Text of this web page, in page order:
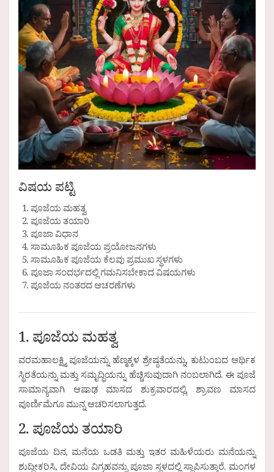
ವಿಷಯ ಪಟ್ಟಿ
ಪೂಜೆಯ ಮಹತ್ವ
ಪೂಜೆಯ ತಯಾರಿ
ಪೂಜಾ ವಿಧಾನ
ಸಾಮೂಹಿಕ ಪೂಜೆಯ ಪ್ರಯೋಜನಗಳು
ಸಾಮೂಹಿಕ ಪೂಜೆಯ ಕೆಲವು ಪ್ರಮುಖ ಸ್ಥಳಗಳು
ಪೂಜಾ ಸಂದರ್ಭದಲ್ಲಿ ಗಮನಿಸಬೇಕಾದ ವಿಷಯಗಳು
ಪೂಜೆಯ ನಂತರದ ಆಚರಣೆಗಳು
1. ಪೂಜೆಯ ಮಹತ್ವ
ವರಮಹಾಲಕ್ಷ್ಮಿ ಪೂಜೆಯನ್ನು ಹೆಣ್ಮಕ್ಕಳ ಶ್ರೇಷ್ಠತೆಯನ್ನು, ಕುಟುಂಬದ ಆರ್ಥಿಕ
ಸ್ಥಿರತೆಯನ್ನು ಮತ್ತು ಸಮೃದ್ಧಿಯನ್ನು ಹೆಚ್ಚಿಸುವುದಾಗಿ ನಂಬಲಾಗಿದೆ. ಈ ಪೂಜೆ
ಸಾಮಾನ್ಯವಾಗಿ ಆಷಾಢ ಮಾಸದ ಶುಕ್ರವಾರದಲ್ಲಿ, ಶ್ರಾವಣ ಮಾಸದ
ಪೂರ್ಣಿಮೆಗೂ ಮುನ್ನ ಆಚರಿಸಲಾಗುತ್ತದೆ.
2. ಪೂಜೆಯ ತಯಾರಿ
ಪೂಜೆಯ ದಿನ, ಮನೆಯ ಒಡತಿ ಮತ್ತು ಇತರ ಮಹಿಳೆಯರು ಮನೆಯನ್ನು
ಶುದ್ಧೀಕರಿಸಿ, ದೇವಿಯ ವಿಗ್ರಹವನ್ನು ಪೂಜಾ ಸ್ಥಳದಲ್ಲಿ ಸ್ಥಾಪಿಸುತ್ತಾರೆ. ಮಂಗಳ